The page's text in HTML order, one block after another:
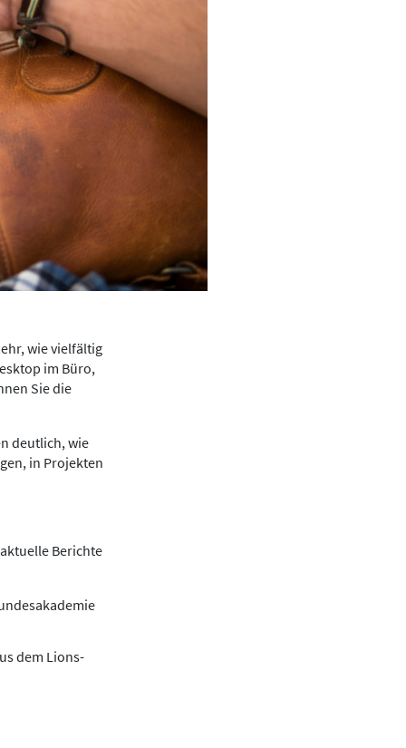
wie vielfältig
im Büro,
Sie die
deutlich, wie
in Projekten
Berichte
dem Lions-